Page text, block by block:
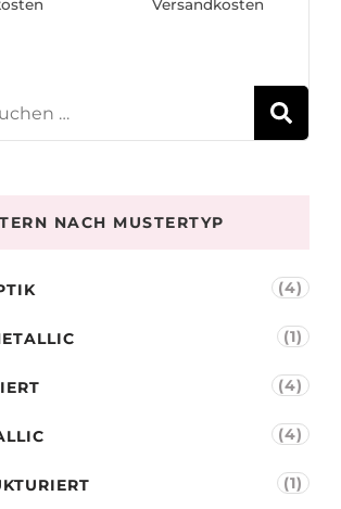
Versandkosten
NACH MUSTERTYP
(4)
(1)
(4)
(4)
(1)